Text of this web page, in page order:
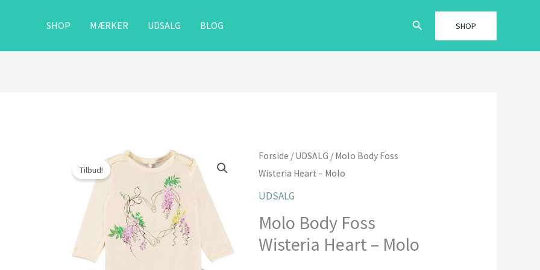
SHOP MÆRKER UDSALG BLOG Søg SHOP
Tilbud!
Forside / UDSALG / Molo Body Foss
Wisteria Heart – Molo
UDSALG
Molo Body Foss
Wisteria Heart – Molo